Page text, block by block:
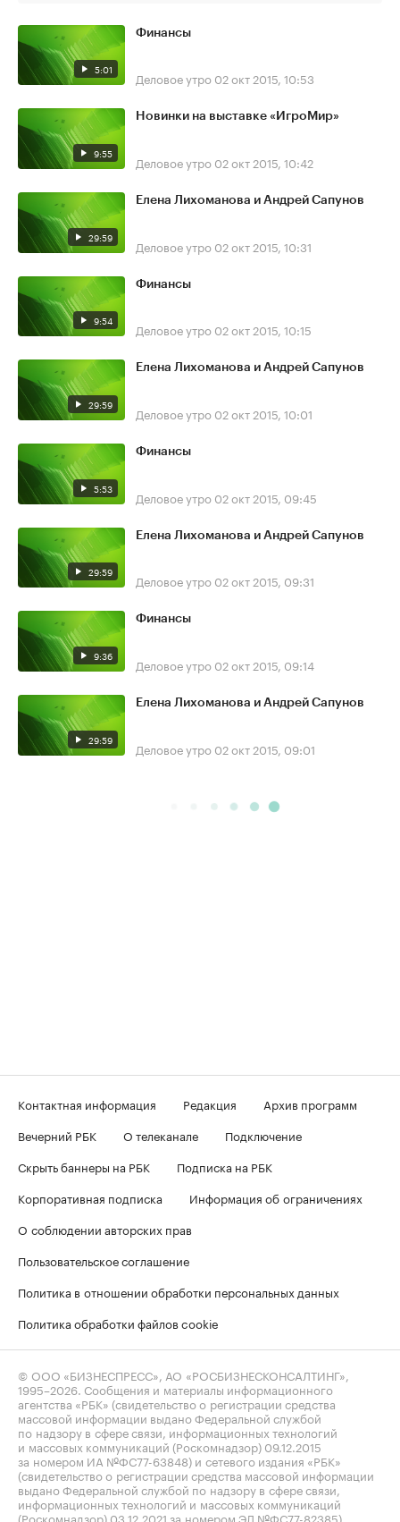
5:01
Финансы
Деловое утро 02 окт 2015, 10:53
9:55
Новинки на выставке «ИгроМир»
Деловое утро 02 окт 2015, 10:42
29:59
Елена Лихоманова и Андрей Сапунов
Деловое утро 02 окт 2015, 10:31
9:54
Финансы
Деловое утро 02 окт 2015, 10:15
29:59
Елена Лихоманова и Андрей Сапунов
Деловое утро 02 окт 2015, 10:01
5:53
Финансы
Деловое утро 02 окт 2015, 09:45
29:59
Елена Лихоманова и Андрей Сапунов
Деловое утро 02 окт 2015, 09:31
9:36
Финансы
Деловое утро 02 окт 2015, 09:14
29:59
Елена Лихоманова и Андрей Сапунов
Деловое утро 02 окт 2015, 09:01
Контактная информация Редакция
Архив программ
Вечерний РБК
О телеканале
Подключение
Скрыть баннеры на РБК
Подписка на РБК
Корпоративная подписка
Информация об ограничениях
О соблюдении авторских прав
Пользовательское соглашение
Политика в отношении обработки персональных данных
Политика обработки файлов cookie
© ООО «БИЗНЕСПРЕСС», АО «РОСБИЗНЕСКОНСАЛТИНГ»,
1995–2026 . Сообщения и материалы информационного
агентства «РБК» (свидетельство о регистрации средства
массовой информации выдано Федеральной службой
по надзору в сфере связи, информационных технологий
и массовых коммуникаций (Роскомнадзор) 09.12.2015
за номером ИА №ФС77-63848) и сетевого издания «РБК»
(свидетельство о регистрации средства массовой информации
выдано Федеральной службой по надзору в сфере связи,
информационных технологий и массовых коммуникаций
(Роскомнадзор) 03.12.2021 за номером ЭЛ №ФС77-82385)